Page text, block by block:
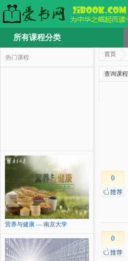
所有课程分类
热门课程
营养与健康 — 南京大学
首页
查询课程
0
0